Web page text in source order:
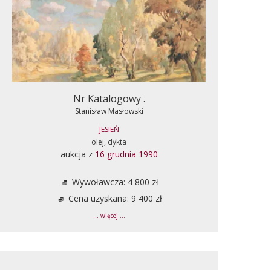
Nr Katalogowy .
Stanisław Masłowski
JESIEŃ
olej, dykta
aukcja z 16 grudnia 1990
Wywoławcza: 4 800 zł
Cena uzyskana: 9 400 zł
... więcej ...